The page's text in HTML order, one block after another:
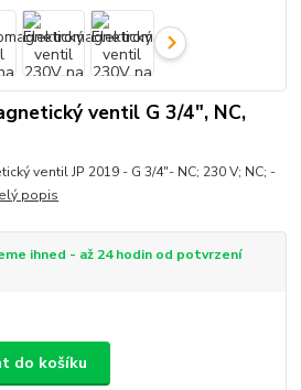
ventil G 3/4", NC,
ventil JP 2019 - G 3/4"- NC; 230 V; NC; -
popis
ihned - až 24 hodin od potvrzení
do košíku